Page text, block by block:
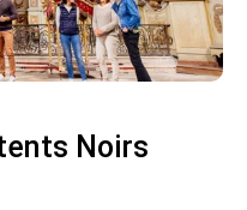
Noirs